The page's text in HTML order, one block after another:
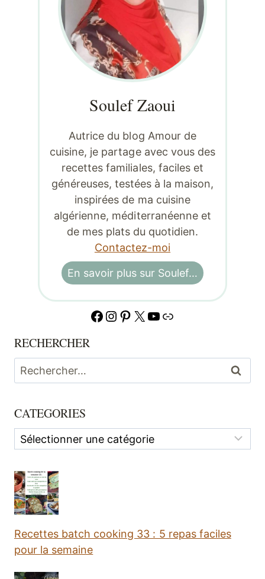
Soulef Zaoui
Autrice du blog Amour de
cuisine, je partage avec vous des
recettes familiales, faciles et
généreuses, testées à la maison,
inspirées de ma cuisine
algérienne, méditerranéenne et
de mes plats du quotidien.
Contactez-moi
En savoir plus sur Soulef…
Facebook
Instagram
Pinterest
X YouTube
Lien
RECHERCHER
Rechercher :
CATEGORIES
Categories
Recettes batch cooking 33 : 5 repas faciles
pour la semaine